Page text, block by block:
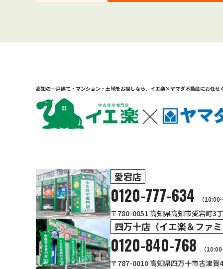
高知の一戸建て・マンション・土地をお探しなら、 イエ楽×ヤマダ不動産にお任せ
愛宕店
0120-777-634 （
〒780-0051 高知県高知市愛宕町3
四万十店（イエ楽＆ファ
0120-840-768 （
〒787-0010 高知県四万十市古津賀